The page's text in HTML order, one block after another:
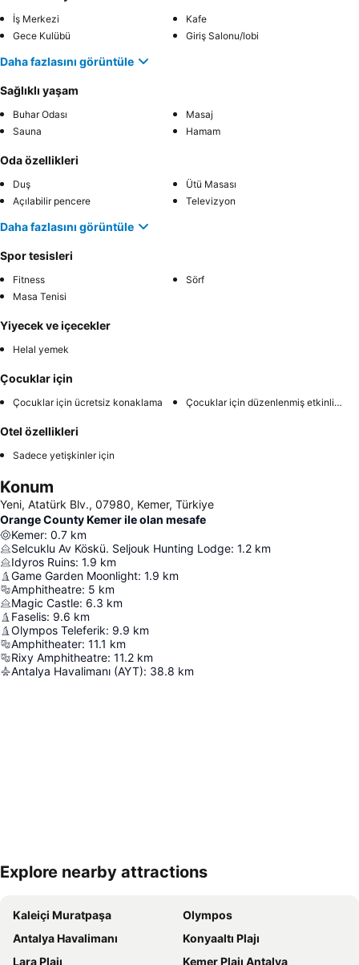
İş Merkezi
Kafe
Gece Kulübü
Giriş Salonu/lobi
Daha fazlasını görüntüle
Sağlıklı yaşam
Buhar Odası
Masaj
Sauna
Hamam
Oda özellikleri
Duş
Ütü Masası
Açılabilir pencere
Televizyon
Daha fazlasını görüntüle
Spor tesisleri
Fitness
Sörf
Masa Tenisi
Yiyecek ve içecekler
Helal yemek
Çocuklar için
Çocuklar için ücretsiz konaklama Çocuklar için düzenlenmiş etkinlikler
Otel özellikleri
Sadece yetişkinler için
Konum
Yeni, Atatürk Blv., 07980, Kemer, Türkiye
Orange County Kemer ile olan mesafe
Kemer: 0.7 km
Selcuklu Av Köskü. Seljouk Hunting Lodge: 1.2 km
Idyros Ruins: 1.9 km
Game Garden Moonlight: 1.9 km
Amphitheatre: 5 km
Magic Castle: 6.3 km
Faselis: 9.6 km
Olympos Teleferik: 9.9 km
Amphitheater: 11.1 km
Rixy Amphitheatre: 11.2 km
Antalya Havalimanı (AYT): 38.8 km
Haritayı genişlet
Explore nearby attractions
Kaleiçi Muratpaşa
Olympos
Antalya Havalimanı
Konyaaltı Plajı
Lara Plajı
Kemer Plajı Antalya